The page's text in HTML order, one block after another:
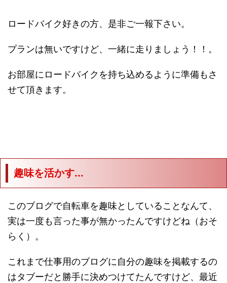
ロードバイク好きの方、是非ご一報下さい。
プランは無いですけど、一緒に走りましょう！！。
お部屋にロードバイクを持ち込めるように準備もさ
せて頂きます。
趣味を活かす...
このブログで自転車を趣味としていることなんて、
実は一度も言った事が無かったんですけどね（おそ
らく）。
これまで仕事用のブログに自分の趣味を掲載するの
はタブーだと勝手に決めつけてたんですけど、最近